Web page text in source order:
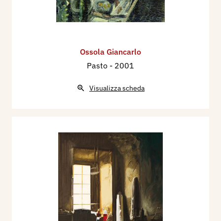
Ossola Giancarlo
Pasto - 2001
Visualizza scheda